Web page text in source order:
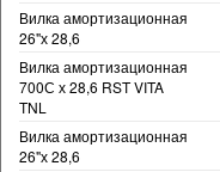
Вилка амортизационная
26"х 28,6
Вилка амортизационная
700С х 28,6 RST VITA
TNL
Вилка амортизационная
26"х 28,6